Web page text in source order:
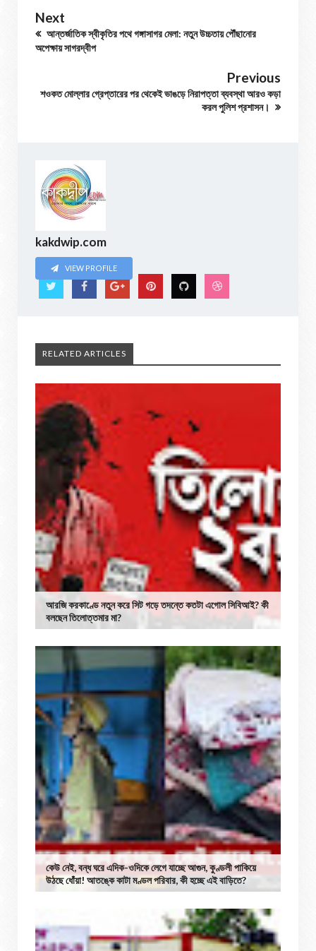
Next
আন্তর্জাতিক স্বীকৃতির পথে গঙ্গাসাগর মেলা: নতুন উচ্চতায় পৌঁছানোর
অপেক্ষায় সাগরদ্বীপ
Previous
শওকত মোল্লার গ্রেপ্তারের পর থেকেই ভাঙড়ে নিরাপত্তা ব্যবস্থা আরও কড়া
করল পুলিশ প্রশাসন।
kakdwip.com
VIEW PROFILE
RELATED ARTICLES
আরজি করকাণ্ডে নতুন করে সিট গড়ে তদন্তে কতটা এগোল সিবিআই? কী
বলছেন তিলোত্তমার মা?
কেউ নেই, বন্ধ ঘরে এদিক-ওদিকে লেগে যাচ্ছে আগুন, কুণ্ডলী পাকিয়ে
উঠছে ধোঁয়া! আতঙ্কে কাটা মণ্ডল পরিবার, কী হচ্ছে এই বাড়িতে?